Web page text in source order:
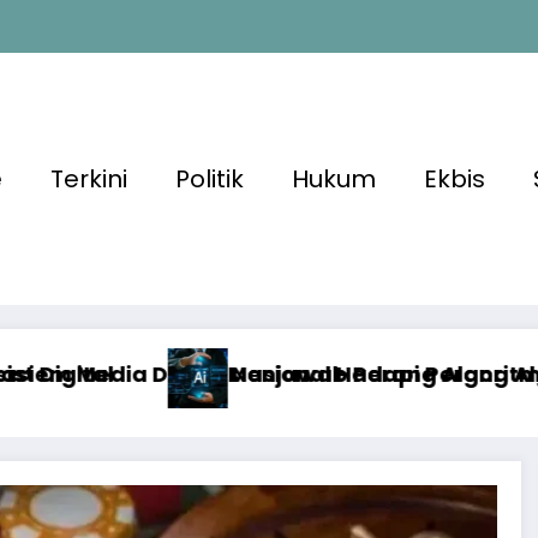
Terkini Politik Hukum Ekbis
Perang Algoritma AI
Algoritma AI dengan Etika, Verifikasi,
Algoritma